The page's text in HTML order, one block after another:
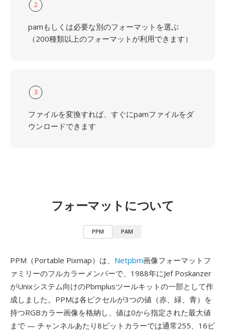
2
pamもしくは必要な別のフォーマットを選ぶ
（200種類以上のフォーマットが利用できます）
3
ファイルを変換すれば、すぐにpamファイルをダ
ウンロードできます
フォーマットについて
PPM PAM
PPM（Portable Pixmap）は、 Netpbm画像フォーマットフ
ァミリーのフルカラーメンバーで、1988年にJef Poskanzer
がUnixシステム向けのPbmplusツールキットの一部として作
成しました。PPMは各ピクセルが3つの値（赤、緑、青）を
持つRGBカラー画像を格納し、値は0から指定された最大値
まで — チャンネルあたり8ビットカラーでは通常255、16ビ